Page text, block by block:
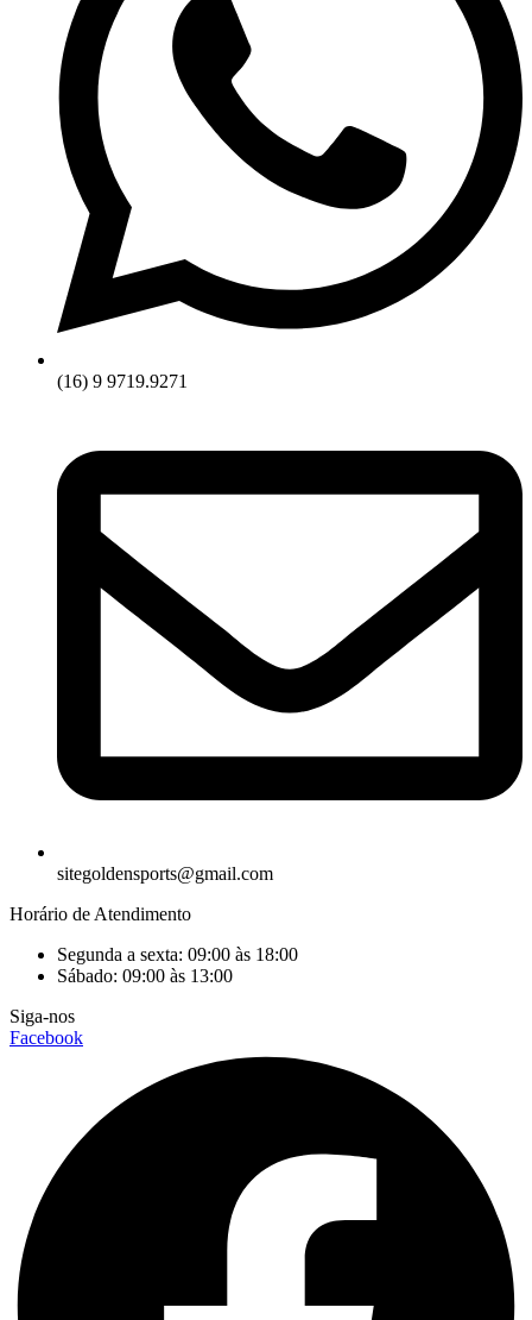
(16) 9 9719.9271
sitegoldensports@gmail.com
Horário de Atendimento
Segunda a sexta: 09:00 às 18:00
Sábado: 09:00 às 13:00
Siga-nos
Facebook